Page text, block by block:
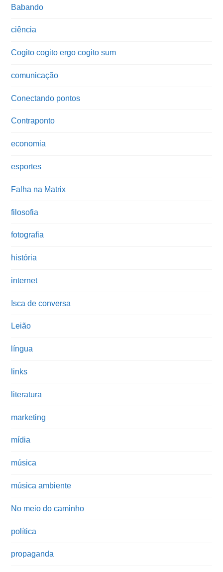
Babando
ciência
Cogito cogito ergo cogito sum
comunicação
Conectando pontos
Contraponto
economia
esportes
Falha na Matrix
filosofia
fotografia
história
internet
Isca de conversa
Leião
língua
links
literatura
marketing
mídia
música
música ambiente
No meio do caminho
política
propaganda